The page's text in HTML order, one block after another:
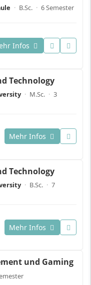
· B.Sc. · 6 Semester
Infos
Technology
· M.Sc. · 3
Mehr Infos
Technology
· B.Sc. · 7
Mehr Infos
und Gaming